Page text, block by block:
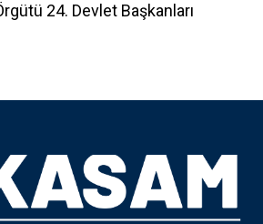
24. Devlet Başkanları